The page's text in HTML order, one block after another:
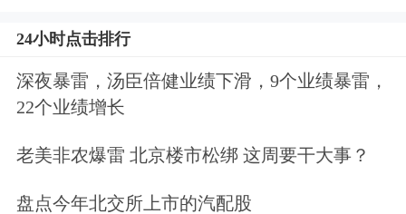
24小时点击排行
深夜暴雷，汤臣倍健业绩下滑，9个业绩暴雷，
22个业绩增长
老美非农爆雷 北京楼市松绑 这周要干大事？
盘点今年北交所上市的汽配股